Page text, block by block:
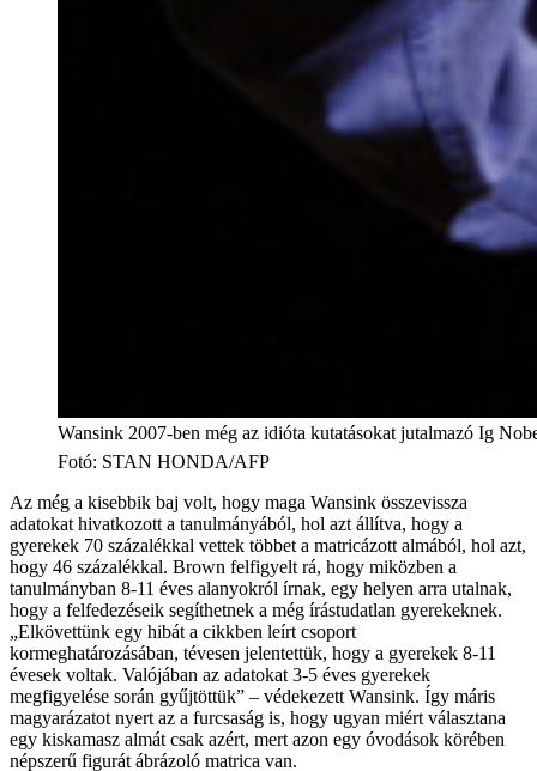
Wansink 2007-ben még az idióta kutatásokat jutalmazó Ig
Fotó: STAN HONDA/AFP
Az még a kisebbik baj volt, hogy maga Wansink összevissza
adatokat hivatkozott a tanulmányából, hol azt állítva, hogy a
gyerekek 70 százalékkal vettek többet a matricázott almából, hol azt,
hogy 46 százalékkal. Brown felfigyelt rá, hogy miközben a
tanulmányban 8-11 éves alanyokról írnak, egy helyen arra utalnak,
hogy a felfedezéseik segíthetnek a még írástudatlan gyerekeknek.
„Elkövettünk egy hibát a cikkben leírt csoport
kormeghatározásában, tévesen jelentettük, hogy a gyerekek 8-11
évesek voltak. Valójában az adatokat 3-5 éves gyerekek
megfigyelése során gyűjtöttük” – védekezett Wansink. Így máris
magyarázatot nyert az a furcsaság is, hogy ugyan miért választana
egy kiskamasz almát csak azért, mert azon egy óvodások körében
népszerű figurát ábrázoló matrica van.